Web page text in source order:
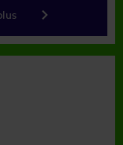
keyboard_arrow_right